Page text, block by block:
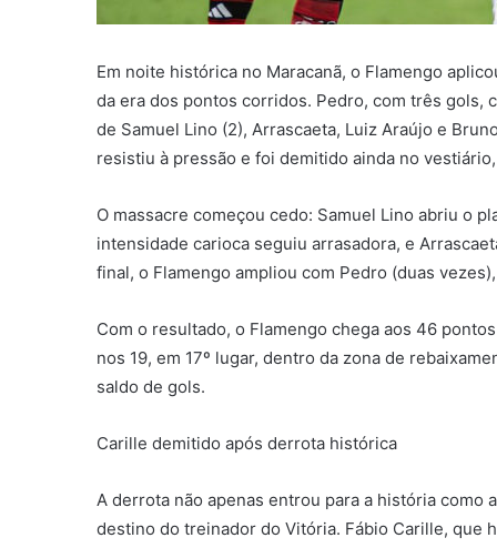
Em noite histórica no Maracanã, o Flamengo
da era dos pontos corridos. Pedro, com três gols,
de Samuel Lino (2), Arrascaeta, Luiz Araújo e
resistiu à pressão e foi demitido ainda no
O massacre começou cedo: Samuel Lino abriu o
intensidade carioca seguiu arrasadora, e
final, o Flamengo ampliou com Pedro (duas
Com o resultado, o Flamengo chega aos 46
nos 19, em 17º lugar, dentro da zona de
saldo de gols.
Carille demitido após derrota histórica
A derrota não apenas entrou para a história como
destino do treinador do Vitória. Fábio Carille, que